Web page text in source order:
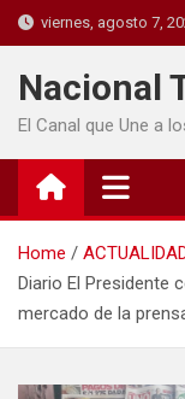
viernes, agosto 7,
Nacional
El Canal que Une a
Home
Diario El Presidente
mercado de la